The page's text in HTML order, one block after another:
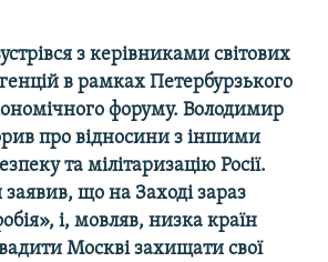
з керівниками світових
в рамках Петербурзького
форуму. Володимир
про відносини з іншими
та мілітаризацію Росії.
що на Заході зараз
і, мовляв, низка країн
Москві захищати свої